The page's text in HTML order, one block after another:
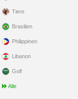
Tiere
Brasilien
Philippinen
Libanon
Golf
Alle